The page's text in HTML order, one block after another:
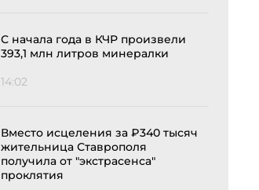
С начала года в КЧР произвели
393,1 млн литров минералки
14:02
Вместо исцеления за ₽340 тысяч
жительница Ставрополя
получила от "экстрасенса"
проклятия